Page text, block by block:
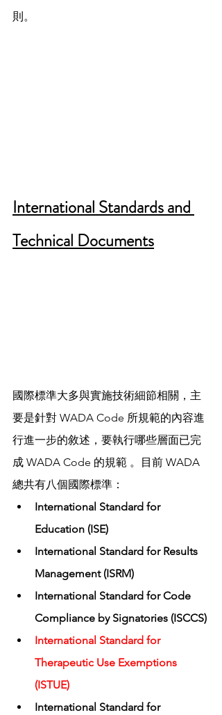
則。
International Standards and
Technical Documents
國際標準大多與實施技術細節相關，主
要是針對 WADA Code 所規範的內容進
行進一步的敘述，要執行哪些層面已完
成 WADA Code 的規範 。目前 WADA
總共有八個國際標準：
International Standard for
Education (ISE)
International Standard for Results
Management (ISRM)
International Standard for Code
Compliance by Signatories (ISCCS)
International Standard for
Therapeutic Use Exemptions
(ISTUE)
International Standard for